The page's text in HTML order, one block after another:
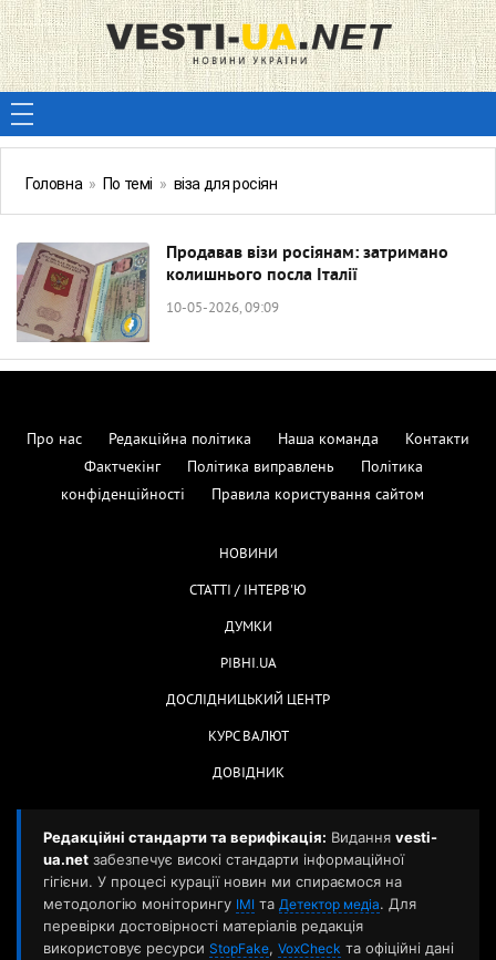
Головна » По темі » віза для росіян
Продавав візи росіянам: затримано
колишнього посла Італії
10-05-2026, 09:09
Про нас Редакційна політика Наша команда
Контакти
Фактчекінг
Політика виправлень
Політика
конфіденційності
Правила користування сайтом
НОВИНИ
СТАТТІ / ІНТЕРВ'Ю
ДУМКИ
РІВНІ.UA
ДОСЛІДНИЦЬКИЙ ЦЕНТР
КУРС ВАЛЮТ
ДОВІДНИК
Редакційні стандарти та верифікація: Видання vesti-
ua.net забезпечує високі стандарти інформаційної
гігієни. У процесі курації новин ми спираємося на
методологію моніторингу ІМІ та Детектор медіа. Для
перевірки достовірності матеріалів редакція
використовує ресурси StopFake, VoxCheck та офіційні дані